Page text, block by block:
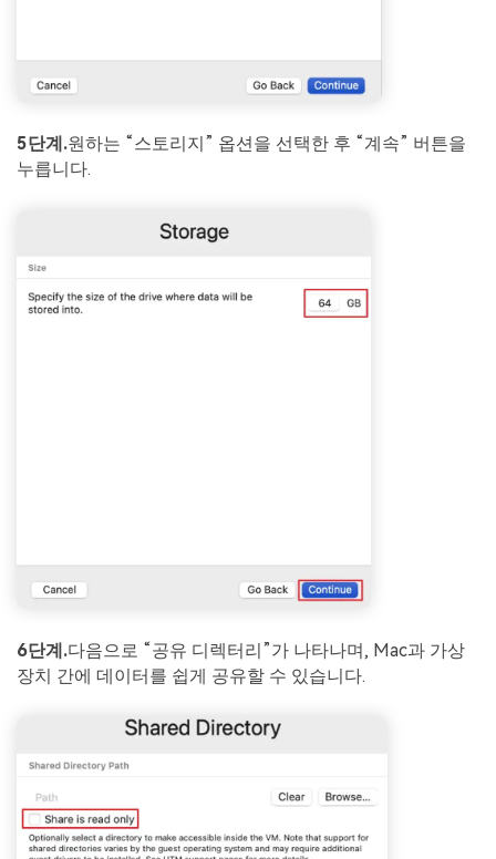
5단계.원하는 “스토리지” 옵션을 선택한 후 “계속” 버튼을
누릅니다.
6단계.다음으로 “공유 디렉터리”가 나타나며, Mac과 가상
장치 간에 데이터를 쉽게 공유할 수 있습니다.